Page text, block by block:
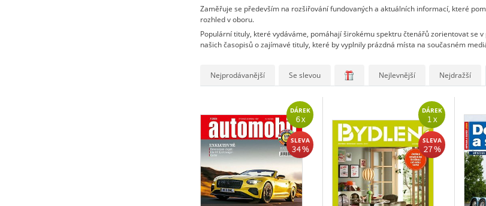
Zaměřuje se především na rozšiřování fundovaných a aktuálních informací, které
rozhled v oboru.
Populární tituly, které vydáváme, pomáhají širokému spektru čtenářů zorientovat se
našich časopisů o zajímavé tituly, které by vyplnily prázdná místa na současném
Nejprodávanější Se slevou Nejlevnější Nejdražší
DÁREK
6 x
SLEVA
34 %
DÁREK
1 x
SLEVA
27 %